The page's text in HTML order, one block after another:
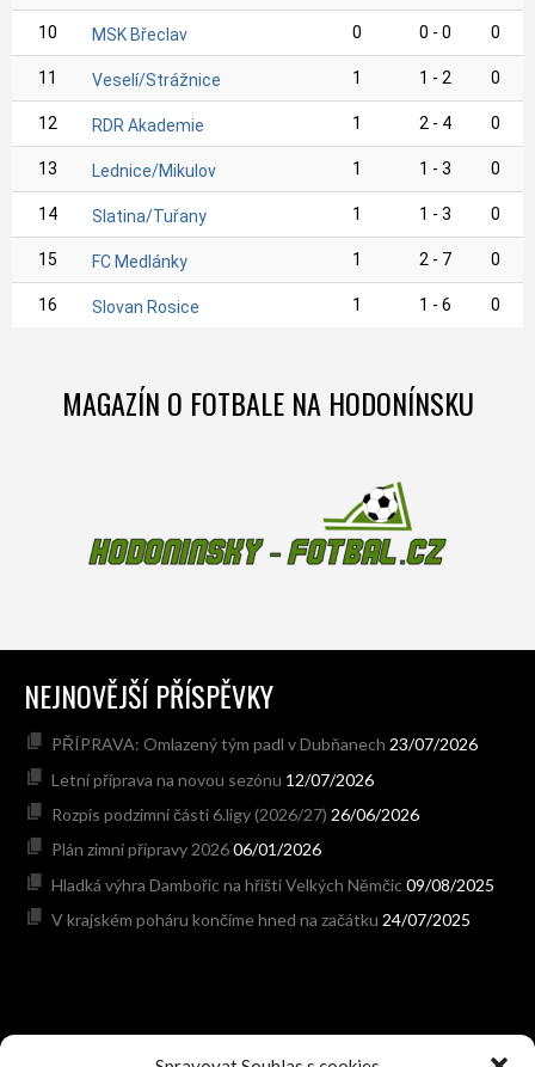
10 MSK Břeclav 0 0 - 0 0
11 Veselí/Strážnice 1 1 - 2 0
12 RDR Akademie 1 2 - 4 0
13 Lednice/Mikulov 1 1 - 3 0
14 Slatina/Tuřany 1 1 - 3 0
15 FC Medlánky 1 2 - 7 0
16 Slovan Rosice 1 1 - 6 0
MAGAZÍN O FOTBALE NA HODONÍNSKU
NEJNOVĚJŠÍ PŘÍSPĚVKY
PŘÍPRAVA: Omlazený tým padl v Dubňanech 23/07/2026
Letní příprava na novou sezónu 12/07/2026
Rozpis podzimní části 6.ligy (2026/27) 26/06/2026
Plán zimní přípravy 202606/01/2026
Hladká výhra Dambořic na hřišti Velkých Němčic 09/08/2025
V krajském poháru končíme hned na začátku 24/07/2025